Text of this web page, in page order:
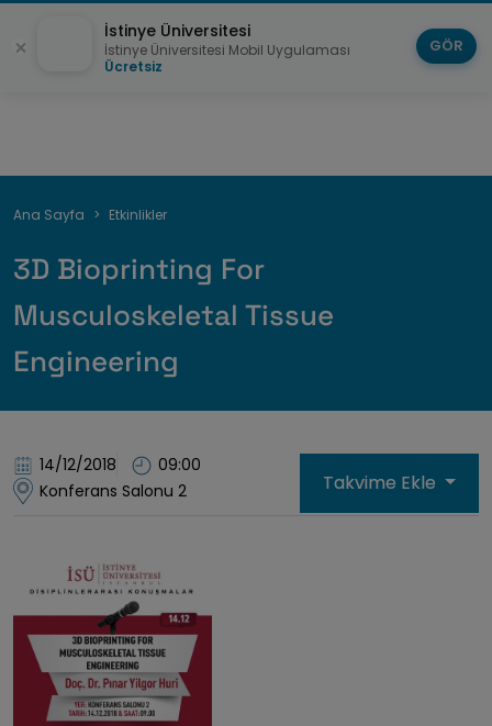
Sayfa
Ana Sayfa Etkinlikler
3D Bioprinting For
Musculoskeletal Tissue
Engineering
14/12/2018
09:00
Konferans Salonu 2
Takvime Ekle
İstinye Üniversitesi
İstinye Üniversitesi Mobil Uygulaması
Ücretsiz
GÖR